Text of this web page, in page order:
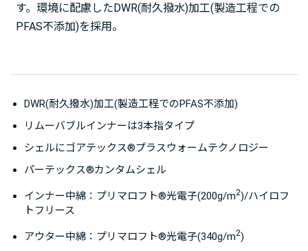
す。環境に配慮したDWR(耐久撥水)加工(製造工程での
PFAS不添加)を採用。
DWR(耐久撥水)加工(製造工程でのPFAS不添加)
リムーバブルインナーは3本指タイプ
シェルにゴアテックス®プラスウォームテクノロジー
パーテックス®カンタムシェル
インナー中綿：プリマロフト®光電子(200g/m2)/ハイロフ
トフリース
アウター中綿：プリマロフト®光電子(340g/m2)